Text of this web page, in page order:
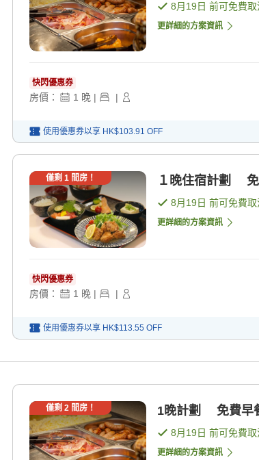
8月19日 前可免費取
更詳細的方案資訊
快閃優惠券
房價： 1 晚 | |
使用優惠券以享 HK$103.91 OFF
僅剩 1間房！ １晚住宿計劃 免
8月19日 前可免費取
更詳細的方案資訊
快閃優惠券
房價： 1 晚 | |
使用優惠券以享 HK$113.55 OFF
僅剩 2間房！ 1晚計劃 免費早
8月19日 前可免費取
更詳細的方案資訊